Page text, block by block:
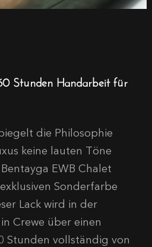
Stunden Handarbeit für
die Philosophie
keine lauten Töne
EWB Chalet
Sonderfarbe
Lack wird in der
Crewe über einen
Stunden vollständig von